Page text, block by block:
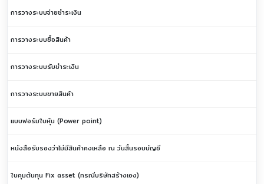
การวางระบบจ่ายชำระเงิน
การวางระบบซื้อสินค้า
การวางระบบรับชำระเงิน
การวางระบบขายสินค้า
แบบฟอร์มใบหุ้น (Power point)
หนังสือรับรองว่าไม่มีสินค้าคงเหลือ ณ วันสิ้นรอบบัญชี
ใบคุมต้นทุน Fix asset (กรณีบริษัทสร้างเอง)